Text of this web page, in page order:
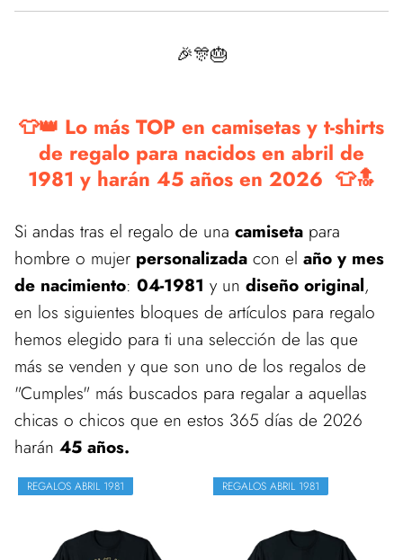
🎉🎊🎂
👕👑 Lo más TOP en camisetas y t-shirts
de regalo para nacidos en abril de
1981 y harán 45 años en 2026 👕🔝
Si andas tras el regalo de una camiseta para
hombre o mujer personalizada con el año y mes
de nacimiento: 04-1981 y un diseño original,
en los siguientes bloques de artículos para regalo
hemos elegido para ti una selección de las que
más se venden y que son uno de los regalos de
"Cumples" más buscados para regalar a aquellas
chicas o chicos que en estos 365 días de 2026
harán 45 años.
REGALOS ABRIL 1981 REGALOS ABRIL 1981